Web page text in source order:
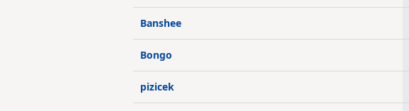
Banshee
Bongo
pizicek